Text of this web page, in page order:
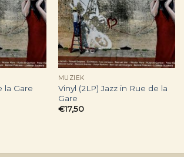
la Gare
MUZIEK
Vinyl (2LP) Jazz in Rue de la
Gare
€17,50